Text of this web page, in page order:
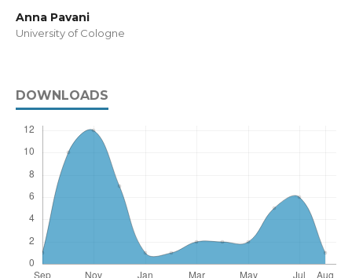
Anna Pavani
University of Cologne
DOWNLOADS